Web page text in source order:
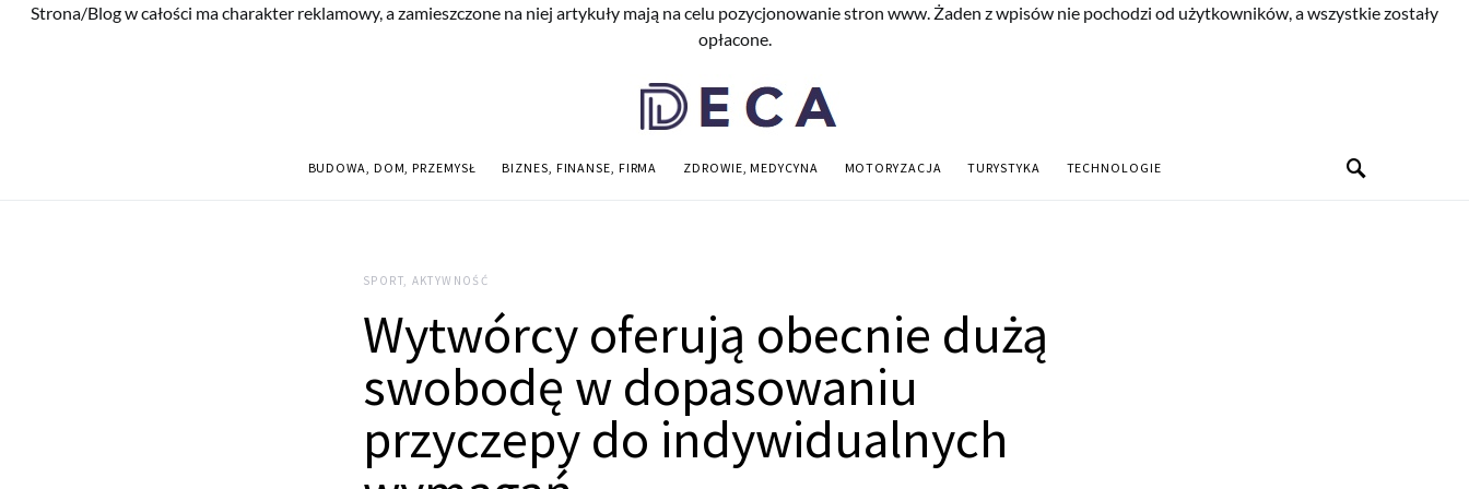
Strona/Blog w całości ma charakter reklamowy, a zamieszczone na niej artykuły mają na celu pozycjonowanie stron www. Żaden z wpisów nie pochodzi od użytkowników, a wszystkie zostały
opłacone.
BUDOWA, DOM, PRZEMYSŁ BIZNES, FINANSE, FIRMA ZDROWIE, MEDYCYNA MOTORYZACJA TURYSTYKA TECHNOLOGIE
SPORT, AKTYWNOŚĆ
Wytwórcy oferują obecnie dużą
swobodę w dopasowaniu
przyczepy do indywidualnych